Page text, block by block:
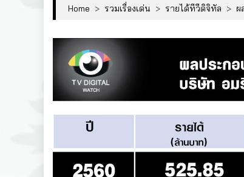
Home > รวมเรื่องเด่น > รายได้ทีวีดิจิทัล > ผ